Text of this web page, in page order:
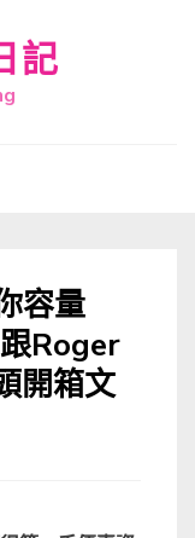
記
容量
Roger
開箱文